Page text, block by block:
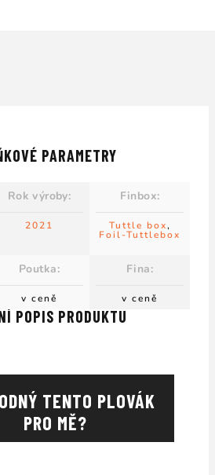
POPIS PRODUKTU
TENTO PLOVÁK
PRO MĚ?
PARAMETRY
Rok výroby:
2021
Finbox:
Tuttle box,
Foil-Tuttlebox
Poutka:
v ceně
Fina:
v ceně